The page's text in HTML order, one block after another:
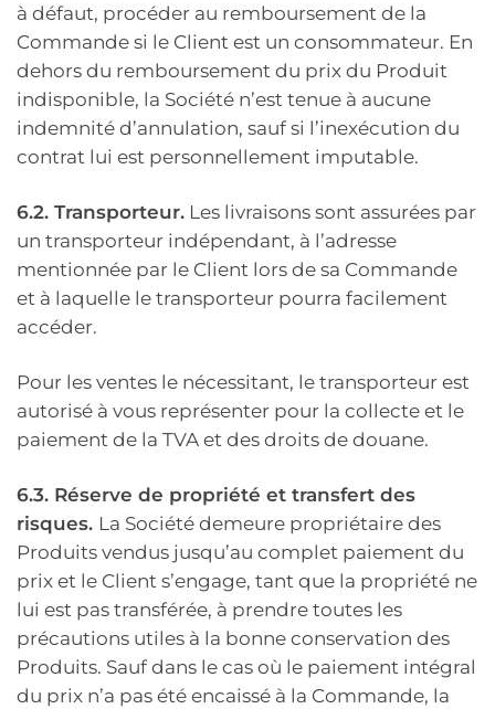
à défaut, procéder au remboursement de la
Commande si le Client est un consommateur. En
dehors du remboursement du prix du Produit
indisponible, la Société n’est tenue à aucune
indemnité d’annulation, sauf si l’inexécution du
contrat lui est personnellement imputable.
6.2. Transporteur. Les livraisons sont assurées par
un transporteur indépendant, à l’adresse
mentionnée par le Client lors de sa Commande
et à laquelle le transporteur pourra facilement
accéder.
Pour les ventes le nécessitant, le transporteur est
autorisé à vous représenter pour la collecte et le
paiement de la TVA et des droits de douane.
6.3. Réserve de propriété et transfert des
risques. La Société demeure propriétaire des
Produits vendus jusqu’au complet paiement du
prix et le Client s’engage, tant que la propriété ne
lui est pas transférée, à prendre toutes les
précautions utiles à la bonne conservation des
Produits. Sauf dans le cas où le paiement intégral
du prix n’a pas été encaissé à la Commande, la